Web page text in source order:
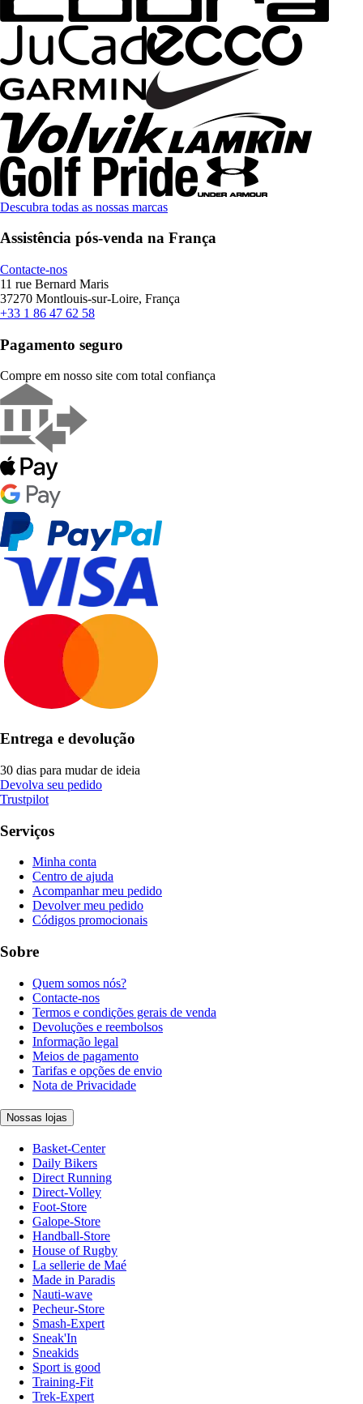
Descubra todas as nossas marcas
Assistência pós-venda na França
Contacte-nos
11 rue Bernard Maris
37270 Montlouis-sur-Loire, França
+33 1 86 47 62 58
Pagamento seguro
Compre em nosso site com total confiança
Entrega e devolução
30 dias para mudar de ideia
Devolva seu pedido
Trustpilot
Serviços
Minha conta
Centro de ajuda
Acompanhar meu pedido
Devolver meu pedido
Códigos promocionais
Sobre
Quem somos nós?
Contacte-nos
Termos e condições gerais de venda
Devoluções e reembolsos
Informação legal
Meios de pagamento
Tarifas e opções de envio
Nota de Privacidade
Nossas lojas
Basket-Center
Daily Bikers
Direct Running
Direct-Volley
Foot-Store
Galope-Store
Handball-Store
House of Rugby
La sellerie de Maé
Made in Paradis
Nauti-wave
Pecheur-Store
Smash-Expert
Sneak'In
Sneakids
Sport is good
Training-Fit
Trek-Expert